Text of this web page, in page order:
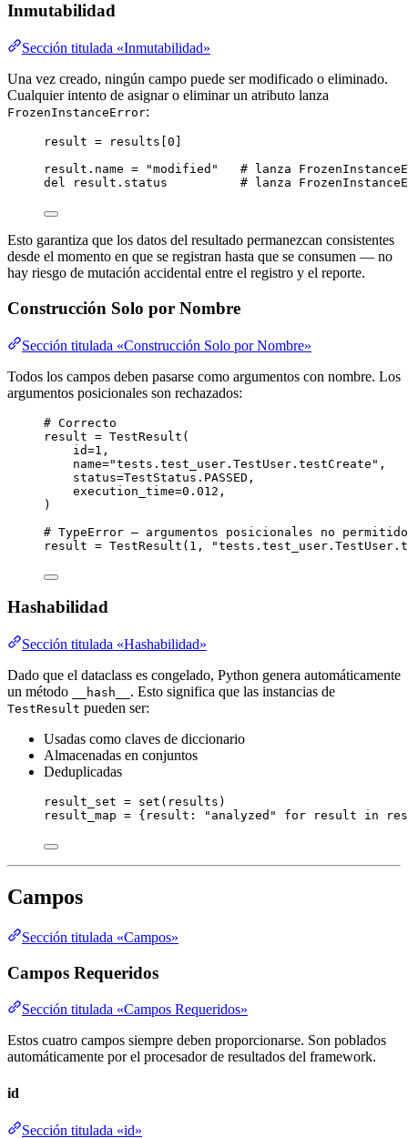
Inmutabilidad
Sección titulada «Inmutabilidad»
Una vez creado, ningún campo puede ser modificado o eliminado.
Cualquier intento de asignar o eliminar un atributo lanza
FrozenInstanceError:
result = results[ 0
result.name = "modified "
# lanza
del result.status # lanza
Esto garantiza que los datos del resultado permanezcan consistentes
desde el momento en que se registran hasta que se consumen — no
hay riesgo de mutación accidental entre el registro y el reporte.
Construcción Solo por Nombre
Sección titulada «Construcción Solo por Nombre»
Todos los campos deben pasarse como argumentos con nombre. Los
argumentos posicionales son rechazados:
# Correcto
result = TestResult (
id=1 ,
name="tests.test_user.TestUser.testCreate " ,
status=TestStatus.PASSED ,
execution_time=0.012 ,
)
# TypeError — argumentos posicionales no
result = TestResult ( 1 , "
Hashabilidad
Sección titulada «Hashabilidad»
Dado que el dataclass es congelado, Python genera automáticamente
un método
__hash__ . Esto significa que las instancias de
TestResult pueden ser:
Usadas como claves de diccionario
Almacenadas en conjuntos
Deduplicadas
result_set = set ( results )
result_map = {result: " analyzed " for result in
Campos
Sección titulada «Campos»
Campos Requeridos
Sección titulada «Campos Requeridos»
Estos cuatro campos siempre deben proporcionarse. Son poblados
automáticamente por el procesador de resultados del framework.
id
Sección titulada «id»